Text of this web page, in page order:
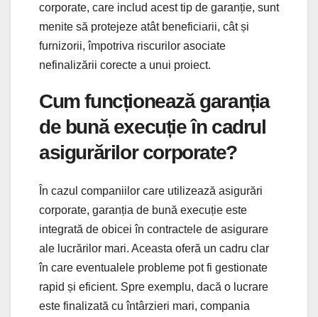
corporate, care includ acest tip de garanție, sunt
menite să protejeze atât beneficiarii, cât și
furnizorii, împotriva riscurilor asociate
nefinalizării corecte a unui proiect.
Cum funcționează garanția
de bună execuție în cadrul
asigurărilor corporate?
În cazul companiilor care utilizează asigurări
corporate, garanția de bună execuție este
integrată de obicei în contractele de asigurare
ale lucrărilor mari. Aceasta oferă un cadru clar
în care eventualele probleme pot fi gestionate
rapid și eficient. Spre exemplu, dacă o lucrare
este finalizată cu întârzieri mari, compania